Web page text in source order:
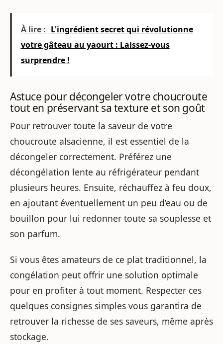
À lire : L'ingrédient secret qui révolutionne
votre gâteau au yaourt : Laissez-vous
surprendre !
Astuce pour décongeler votre choucroute
tout en préservant sa texture et son goût
Pour retrouver toute la saveur de votre
choucroute alsacienne, il est essentiel de la
décongeler correctement. Préférez une
décongélation lente au réfrigérateur pendant
plusieurs heures. Ensuite, réchauffez à feu doux,
en ajoutant éventuellement un peu d’eau ou de
bouillon pour lui redonner toute sa souplesse et
son parfum.
Si vous êtes amateurs de ce plat traditionnel, la
congélation peut offrir une solution optimale
pour en profiter à tout moment. Respecter ces
quelques consignes simples vous garantira de
retrouver la richesse de ses saveurs, même après
stockage.